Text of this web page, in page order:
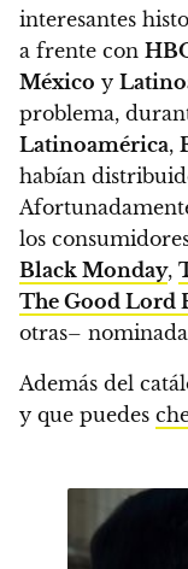
interesantes
a frente con
México y
problema,
Latinoamérica,
habían
los
Black Monday,
The Good Lord
otras–
Además del
y que puedes